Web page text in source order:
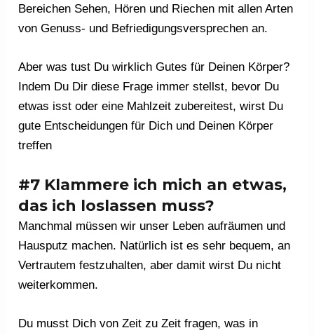
Bereichen Sehen, Hören und Riechen mit allen Arten
von Genuss- und Befriedigungsversprechen an.
Aber was tust Du wirklich Gutes für Deinen Körper?
Indem Du Dir diese Frage immer stellst, bevor Du
etwas isst oder eine Mahlzeit zubereitest, wirst Du
gute Entscheidungen für Dich und Deinen Körper
treffen
#7 Klammere ich mich an etwas,
das ich loslassen muss?
Manchmal müssen wir unser Leben aufräumen und
Hausputz machen. Natürlich ist es sehr bequem, an
Vertrautem festzuhalten, aber damit wirst Du nicht
weiterkommen.
Du musst Dich von Zeit zu Zeit fragen, was in